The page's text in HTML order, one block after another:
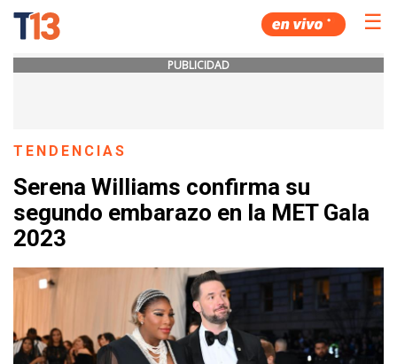
☰
PUBLICIDAD
TENDENCIAS
Serena Williams confirma su
segundo embarazo en la MET Gala
2023